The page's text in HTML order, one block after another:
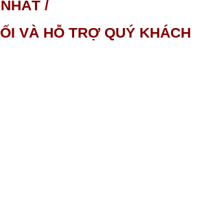
/
VÀ HỖ TRỢ QUÝ KHÁCH